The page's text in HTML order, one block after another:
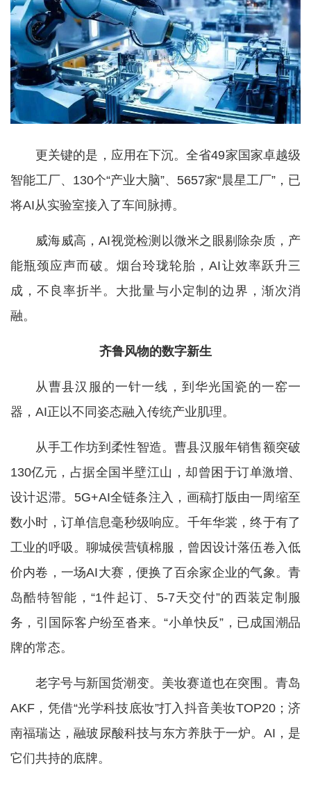
更关键的是，应用在下沉。全省49家国家卓越级
智能工厂、130个“产业大脑”、5657家“晨星工厂”，已
将AI从实验室接入了车间脉搏。
威海威高，AI视觉检测以微米之眼剔除杂质，产
能瓶颈应声而破。烟台玲珑轮胎，AI让效率跃升三
成，不良率折半。大批量与小定制的边界，渐次消
融。
齐鲁风物的数字新生
从曹县汉服的一针一线，到华光国瓷的一窑一
器，AI正以不同姿态融入传统产业肌理。
从手工作坊到柔性智造。曹县汉服年销售额突破
130亿元，占据全国半壁江山，却曾困于订单激增、
设计迟滞。5G+AI全链条注入，画稿打版由一周缩至
数小时，订单信息毫秒级响应。千年华裳，终于有了
工业的呼吸。聊城侯营镇棉服，曾因设计落伍卷入低
价内卷，一场AI大赛，便换了百余家企业的气象。青
岛酷特智能，“1件起订、5-7天交付”的西装定制服
务，引国际客户纷至沓来。“小单快反”，已成国潮品
牌的常态。
老字号与新国货潮变。美妆赛道也在突围。青岛
AKF，凭借“光学科技底妆”打入抖音美妆TOP20；济
南福瑞达，融玻尿酸科技与东方养肤于一炉。AI，是
它们共持的底牌。